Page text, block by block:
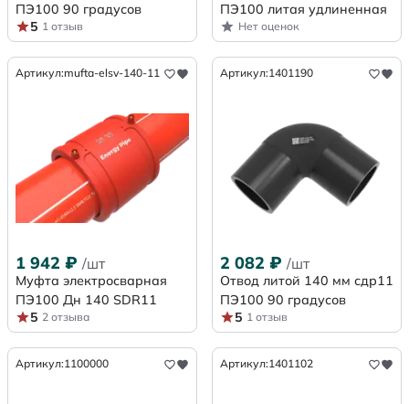
ПЭ100 90 градусов
5 1 отзыв
ПЭ100 литая удлиненная
Нет оценок
Артикул:mufta-elsv-140-11
1 942 ₽ /шт
Муфта электросварная
ПЭ100 Дн 140 SDR11
5 2 отзыва
Артикул:1401190
2 082 ₽ /шт
Отвод литой 140 мм сдр11
ПЭ100 90 градусов
5 1 отзыв
Артикул:1100000 Артикул:1401102